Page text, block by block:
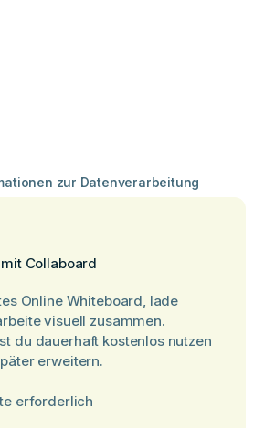
zur Datenverarbeitung
Collaboard
Online Whiteboard, lade
visuell zusammen.
du dauerhaft kostenlos nutzen
erweitern.
erforderlich